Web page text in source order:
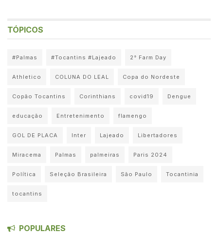
TÓPICOS
#Palmas #Tocantins #Lajeado 2° Farm Day
Athletico COLUNA DO LEAL Copa do Nordeste
Copão Tocantins Corinthians covid19 Dengue
educação Entretenimento flamengo
GOL DE PLACA Inter Lajeado Libertadores
Miracema Palmas palmeiras Paris 2024
Política Seleção Brasileira São Paulo Tocantinia
tocantins
POPULARES